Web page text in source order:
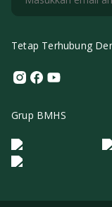
Tetap Terhubung
Instagram
Facebook
Youtube
Grup BMHS
Logo Morula IFV
Logo IRSI